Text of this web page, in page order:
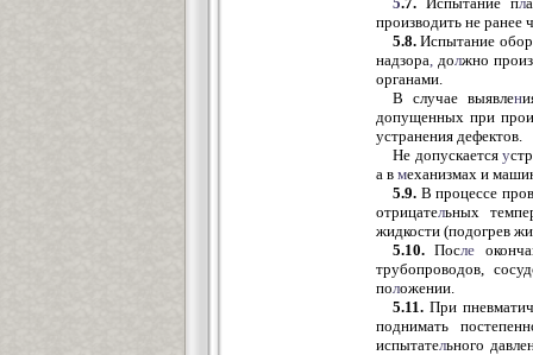
производить не ранее
5.8. Испытание
надзора должно
органами.
В случае выявлен
допущенных при
устранения дефектов.
Не допускается у
а в механизмах и
5.9. В процессе
отрицательных
жидкости (подогрев
5.10. После
трубопроводов,
положении.
5.11. При
поднимать
испытательного